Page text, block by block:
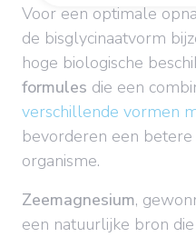
Voor een optimale
de bisglycinaatvorm
hoge biologische
formules die een
verschillende vormen
bevorderen een
organisme.
Zeemagnesium,
een natuurlijke bron